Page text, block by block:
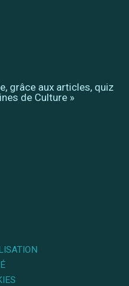
grâce aux articles, quiz
de Culture »